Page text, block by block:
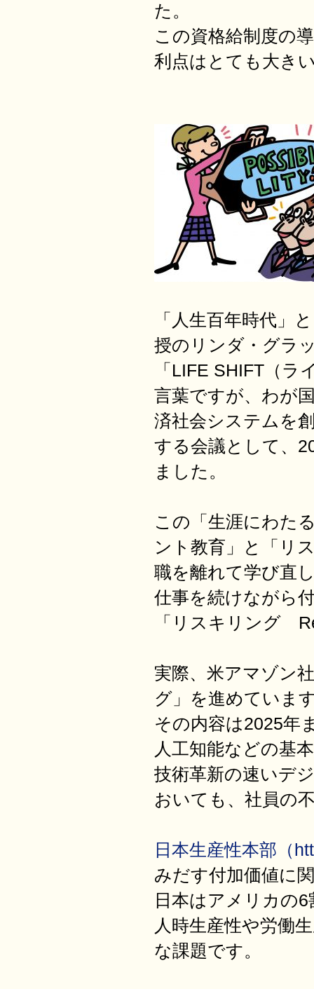
た。
この資格給制度の
利点はとても大き
「人生百年時代」
授のリンダ・グラ
「LIFE SHIFT（
言葉ですが、わが
済社会システムを
する会議として、
ました。
この「生涯にわた
ント教育」と「リ
職を離れて学び直
仕事を続けながら
「リスキリング
実際、米アマゾン
グ」を進めていま
その内容は2025年
人工知能などの基
技術革新の速いデ
おいても、社員の
日本生産性本部（
みだす付加価値に
日本はアメリカの
人時生産性や労働
な課題です。